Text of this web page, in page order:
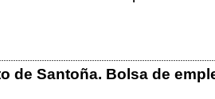
de Santoña. Bolsa de